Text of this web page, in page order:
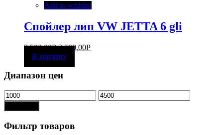
Add to wishlist
Спойлер лип VW JETTA 6 gli
3 500,00Р 2 500,00Р
В корзину
Диапазон цен
Фильтр товаров